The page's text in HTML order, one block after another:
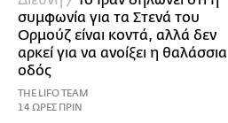
συμφωνία για τα Στενά του
Ορμούζ είναι κοντά, αλλά δεν
αρκεί για να ανοίξει η θαλάσσια
οδός
THE LIFO TEAM
14 ΩΡΕΣ ΠΡΙΝ